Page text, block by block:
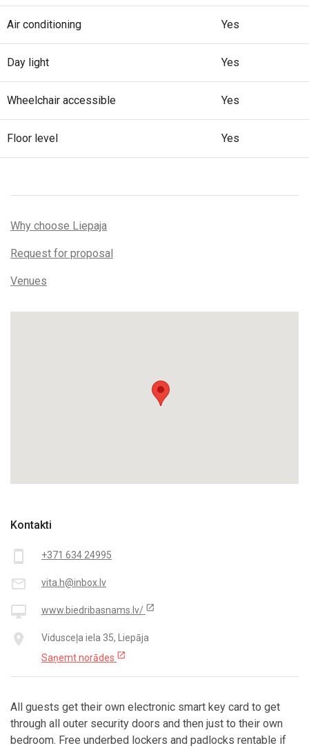
Kontakti
smartphone +371 634 24995
mail_outline vita.h@inbox.lv
desktop_mac www.biedribasnams.lv/ open_in_new
place
Vidusceļa iela 35, Liepāja
Saņemt norādes open_in_new
All guests get their own electronic smart key card to get
through all outer security doors and then just to their own
bedroom. Free underbed lockers and padlocks rentable if
Air conditioning Yes
Day light Yes
Wheelchair accessible Yes
Floor level Yes
Why choose Liepaja
Request for proposal
Venues